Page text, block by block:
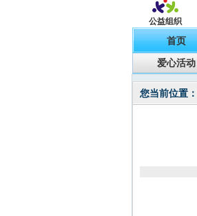
公益组织
首页
爱心活动
您当前位置：